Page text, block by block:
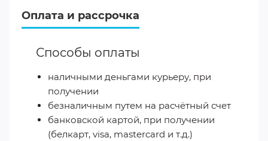
Оплата и рассрочка
Способы оплаты
наличными деньгами курьеру, при
получении
безналичным путем на расчётный счет
банковской картой, при получении
(белкарт, visa, mastercard и т.д.)